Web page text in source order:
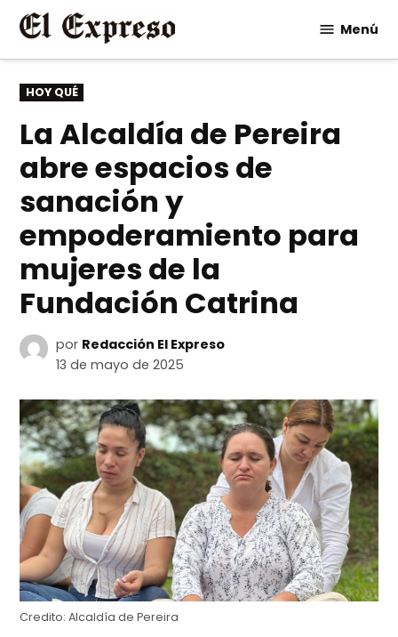
Saltar
contenido
Menú
PUBLICADO
EN
HOY QUÉ
La Alcaldía de Pereira
abre espacios de
sanación y
empoderamiento para
mujeres de la
Fundación Catrina
por Redacción El Expreso
13 de mayo de 2025
Credito: Alcaldía de Pereira